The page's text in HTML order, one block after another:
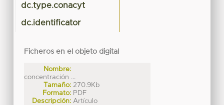
dc.type.conacyt
dc.identificator
Ficheros en el objeto digital
Nombre:
concentración ...
Tamaño: 270.9Kb
Formato: PDF
Descripción: Artículo